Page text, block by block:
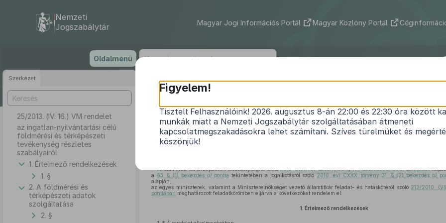
tartalomra
Nemzeti
Jogszabálytár
Magyar Jogi Információs Portál Magyar Közlöny Portál
Oldalmenü
Szerkezet
25/2013. (IV. 16.) VM rendelet
az ingatlan-nyilvántartási célú
földmérési és térképészeti
tevékenység részletes
szabályairól
1. Értelmező rendelkezések
1. §
2. A földmérési és
térképészeti adatok
szolgáltatása
2. §
25/2013. (IV. 16.) VM rendelet
az ingatlan-nyilvántartási célú földmérési és térképészeti
szabályairól1
A földmérési és térképészeti tevékenységről szóló2012. évi XLVI. törvény 38. § (2) bekezdésb)ésd)pontjában
a 63. § (1) bekezdés a) pontja tekintetében a jogalkotásról szóló 2010. évi CXXX. törvény 31. § (2) bekezdés b)
alapján,
az egyes miniszterek, valamint a Miniszterelnökséget vezető államtitkár feladat- és hatásköréről szóló 212/2010.
pontjában meghatározott feladatkörömben eljárva a következőket rendelem el:
1. Értelmező rendelkezések
Figyelem!
Tisztelt Felhasználóink! 2026. augusztus 8-án 22:00 és 22:30 óra között
munkák miatt a Nemzeti Jogszabálytár szolgáltatásában átmeneti
kapcsolatmegszakadásokra lehet számítani. Szíves türelmüket és
köszönjük!